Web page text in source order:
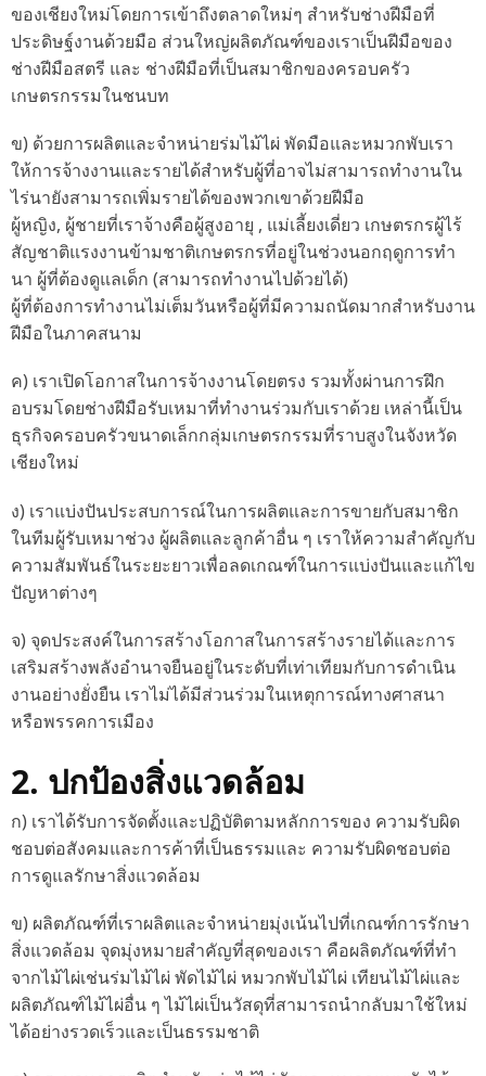
ของเชียงใหม่โดยการเข้าถึงตลาดใหม่ๆ สำหรับช่างฝีมือที่
ประดิษฐ์งานด้วยมือ ส่วนใหญ่ผลิตภัณฑ์ของเราเป็นฝีมือของ
ช่างฝีมือสตรี และ ช่างฝีมือที่เป็นสมาชิกของครอบครัว
เกษตรกรรมในชนบท
ข) ด้วยการผลิตและจำหน่ายร่มไม้ไผ่ พัดมือและหมวกพับเรา
ให้การจ้างงานและรายได้สำหรับผู้ที่อาจไม่สามารถทำงานใน
ไร่นายังสามารถเพิ่มรายได้ของพวกเขาด้วยฝีมือ
ผู้หญิง, ผู้ชายที่เราจ้างคือผู้สูงอายุ , แม่เลี้ยงเดี่ยว เกษตรกรผู้ไร้
สัญชาติแรงงานข้ามชาติเกษตรกรที่อยู่ในช่วงนอกฤดูการทำ
นา ผู้ที่ต้องดูแลเด็ก (สามารถทำงานไปด้วยได้)
ผู้ที่ต้องการทำงานไม่เต็มวันหรือผู้ที่มีความถนัดมากสำหรับงาน
ฝีมือในภาคสนาม
ค) เราเปิดโอกาสในการจ้างงานโดยตรง รวมทั้งผ่านการฝึก
อบรมโดยช่างฝีมือรับเหมาที่ทำงานร่วมกับเราด้วย เหล่านี้เป็น
ธุรกิจครอบครัวขนาดเล็กกลุ่มเกษตรกรรมที่ราบสูงในจังหวัด
เชียงใหม่
ง) เราแบ่งปันประสบการณ์ในการผลิตและการขายกับสมาชิก
ในทีมผู้รับเหมาช่วง ผู้ผลิตและลูกค้าอื่น ๆ เราให้ความสำคัญกับ
ความสัมพันธ์ในระยะยาวเพื่อลดเกณฑ์ในการแบ่งปันและแก้ไข
ปัญหาต่างๆ
จ) จุดประสงค์ในการสร้างโอกาสในการสร้างรายได้และการ
เสริมสร้างพลังอำนาจยืนอยู่ในระดับที่เท่าเทียมกับการดำเนิน
งานอย่างยั่งยืน เราไม่ได้มีส่วนร่วมในเหตุการณ์ทางศาสนา
หรือพรรคการเมือง
2. ปกป้องสิ่งแวดล้อม
ก) เราได้รับการจัดตั้งและปฏิบัติตามหลักการของ ความรับผิด
ชอบต่อสังคมและการค้าที่เป็นธรรมและ ความรับผิดชอบต่อ
การดูแลรักษาสิ่งแวดล้อม
ข) ผลิตภัณฑ์ที่เราผลิตและจำหน่ายมุ่งเน้นไปที่เกณฑ์การรักษา
สิ่งแวดล้อม จุดมุ่งหมายสำคัญที่สุดของเรา คือผลิตภัณฑ์ที่ทำ
จากไม้ไผ่เช่นร่มไม้ไผ่ พัดไม้ไผ่ หมวกพับไม้ไผ่ เทียนไม้ไผ่และ
ผลิตภัณฑ์ไม้ไผ่อื่น ๆ ไม้ไผ่เป็นวัสดุที่สามารถนำกลับมาใช้ใหม่
ได้อย่างรวดเร็วและเป็นธรรมชาติ